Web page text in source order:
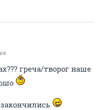
греча/творог наше